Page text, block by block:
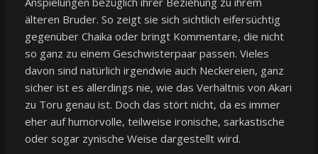
älteren Bruder. So zeigt sie sich sichtlich eifersüchtig
gegenüber Chaika oder bringt Kommentare, die nicht
so ganz zu einem Geschwisterpaar passen. Vieles
davon sind natürlich irgendwie auch Neckereien, ganz
sicher ist es allerdings nie, wie das Verhältnis von Akari
zu Toru genau ist. Doch das stört nicht, da es immer
eher auf humorvolle, teilweise ironische, sarkastische
oder sogar zynische Weise dargestellt wird.